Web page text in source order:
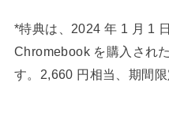
*特典は、2024 年 1 月 1
Chromebook を購入され
す。2,660 円相当、期間限